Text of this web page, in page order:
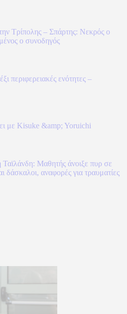
Τρίπολης – Σπάρτης: Νεκρός ο
ο συνοδηγός
περιφερειακές ενότητες –
με Kisuke &amp; Yoruichi
Ταϊλάνδη: Μαθητής άνοιξε πυρ σε
δάσκαλοι, αναφορές για τραυματίες